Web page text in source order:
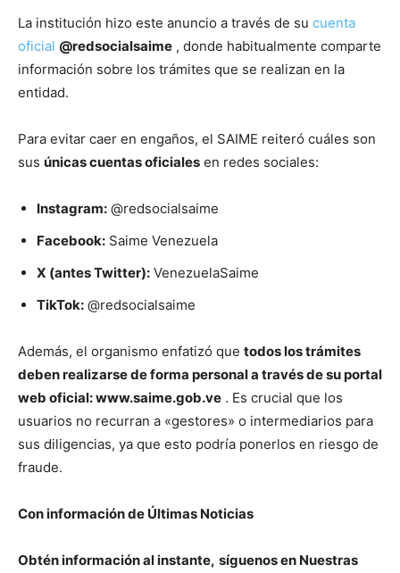
La institución hizo este anuncio a través de su cuenta
oficial @redsocialsaime , donde habitualmente comparte
información sobre los trámites que se realizan en la
entidad.
Para evitar caer en engaños, el SAIME reiteró cuáles son
sus únicas cuentas oficiales en redes sociales:
Instagram: @redsocialsaime
Facebook: Saime Venezuela
X (antes Twitter): VenezuelaSaime
TikTok: @redsocialsaime
Además, el organismo enfatizó que todos los trámites
deben realizarse de forma personal a través de su portal
web oficial: www.saime.gob.ve . Es crucial que los
usuarios no recurran a «gestores» o intermediarios para
sus diligencias, ya que esto podría ponerlos en riesgo de
fraude.
Con información de Últimas Noticias
Obtén información al instante, síguenos en Nuestras